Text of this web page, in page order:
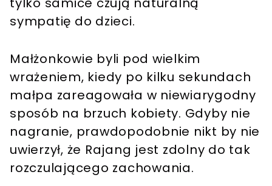
sympatię do dzieci.
Małżonkowie byli pod wielkim
wrażeniem, kiedy po kilku sekundach
małpa zareagowała w niewiarygodny
sposób na brzuch kobiety. Gdyby nie
nagranie, prawdopodobnie nikt by nie
uwierzył, że Rajang jest zdolny do tak
rozczulającego zachowania.